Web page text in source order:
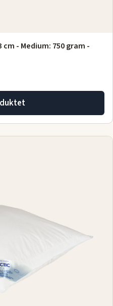
cm - Medium: 750 gram -